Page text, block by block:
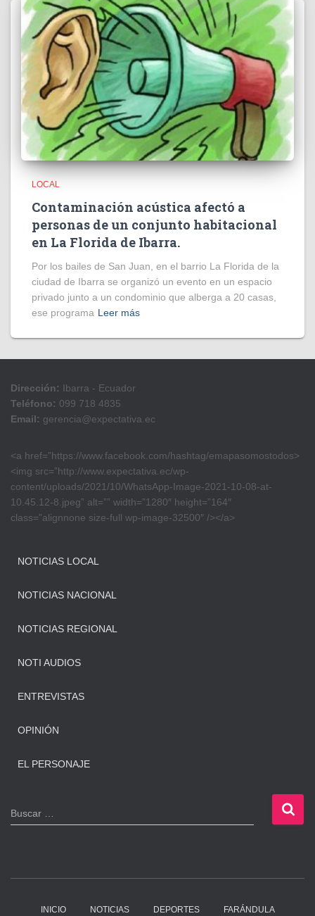
LOCAL
Contaminación acústica afectó a
personas de un conjunto habitacional
en La Florida de Ibarra.
Por los bailes de San Juan, en el barrio La Florida de la
ciudad de Ibarra se organizó un evento en un espacio
privado junto a un condominio que alberga a 20 casas,
ese programa Leer más
Dirección: Ibarra - Ecuador
Teléfono: 099 718 4835
Email: gerencia@expectativa.ec
<a href=”https://www.facebook.com/hashtag/emapasomostodos>
<img src=”http://www.expectativa.ec/wp-
content/uploads/2021/10/WhatsApp-Image-2021-10-08-at-
10.45.12-8.jpeg” alt=”” width=”1280″ height=”164″
class=”alignnone size-full wp-image-32500″ /></a>
NOTICIAS LOCAL
NOTICIAS NACIONAL
NOTICIAS REGIONAL
NOTI AUDIOS
ENTREVISTAS
OPINIÓN
EL PERSONAJE
B
u
Buscar …
INICIO NOTICIAS DEPORTES FARÁNDULA